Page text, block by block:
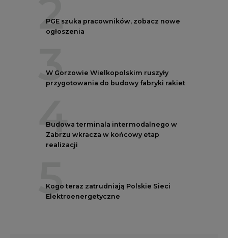
3
W Gorzowie Wielkopolskim ruszyły
4
Budowa terminala intermodalnego w
5
Kogo teraz zatrudniają Polskie Sieci